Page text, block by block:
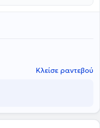
Κλείσε ραντεβού